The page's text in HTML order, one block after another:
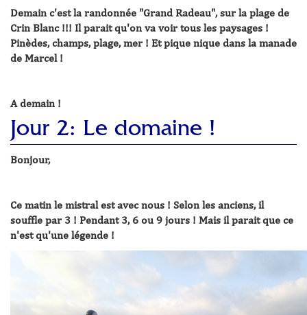
Demain c'est la randonnée "Grand Radeau", sur la plage de
Crin Blanc !!! Il parait qu'on va voir tous les paysages !
Pinèdes, champs, plage, mer ! Et pique nique dans la manade
de Marcel !
A demain !
Jour 2: Le domaine !
Bonjour,
Ce matin le mistral est avec nous ! Selon les anciens, il
souffle par 3 ! Pendant 3, 6 ou 9 jours ! Mais il parait que ce
n'est qu'une légende !